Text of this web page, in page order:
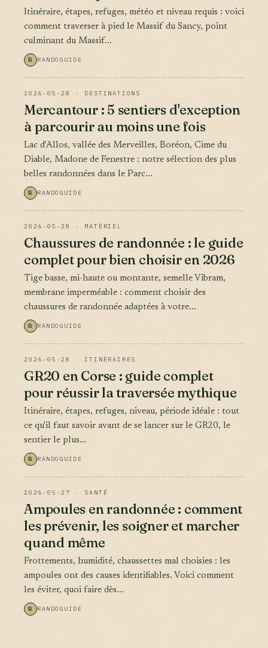
Itinéraire, étapes, refuges, météo et niveau requis : voici
comment traverser à pied le Massif du Sancy, point
culminant du Massif...
R RANDOGUIDE
2026-05-28 · DESTINATIONS
Mercantour : 5 sentiers d'exception
à parcourir au moins une fois
Lac d'Allos, vallée des Merveilles, Boréon, Cime du
Diable, Madone de Fenestre : notre sélection des plus
belles randonnées dans le Parc...
R RANDOGUIDE
2026-05-28 · MATÉRIEL
Chaussures de randonnée : le guide
complet pour bien choisir en 2026
Tige basse, mi-haute ou montante, semelle Vibram,
membrane imperméable : comment choisir des
chaussures de randonnée adaptées à votre...
R RANDOGUIDE
2026-05-28 · ITINÉRAIRES
GR20 en Corse : guide complet
pour réussir la traversée mythique
Itinéraire, étapes, refuges, niveau, période idéale : tout
ce qu'il faut savoir avant de se lancer sur le GR20, le
sentier le plus...
R RANDOGUIDE
2026-05-27 · SANTÉ
Ampoules en randonnée : comment
les prévenir, les soigner et marcher
quand même
Frottements, humidité, chaussettes mal choisies : les
ampoules ont des causes identifiables. Voici comment
les éviter, quoi faire dès...
R RANDOGUIDE